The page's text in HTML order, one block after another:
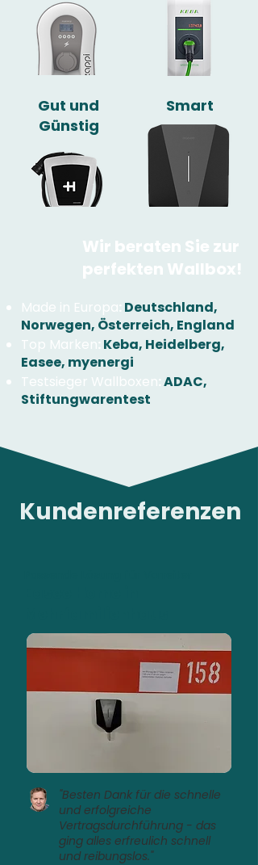
Gut und
Günstig
Smart
Wir beraten Sie zur
perfekten Wallbox!
Made in Europa: Deutschland,
Norwegen, Österreich, England
Top Marken: Keba, Heidelberg,
Easee, myenergi
Testsieger Wallboxen:ADAC,
Stiftungwarentest
Kundenreferenzen
"Besten Dank für die schnelle
und erfolgreiche
Vertragsdurchführung - das
ging alles erfreulich schnell
und reibungslos."